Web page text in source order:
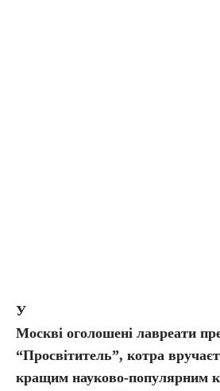
У
Москві оголошені лавреати
“Просвітитель”, котра
кращим науково-популярним